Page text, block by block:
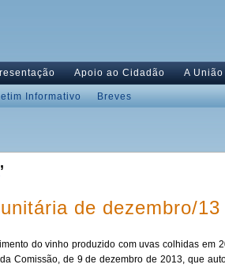
Apoio ao Cidadão A
Informativo Breves
’
de dezembro/13
do vinho produzido com uvas colhidas em
Comissão, de 9 de dezembro de 2013, que